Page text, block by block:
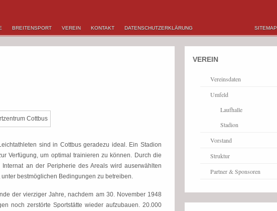
BREITENSPORT VEREIN KONTAKT DATENSCHUTZERKLÄRUNG SITEMAP
sind in Cottbus geradezu ideal. Ein Stadion
Verfügung, um optimal trainieren zu können. Durch die
an der Peripherie des Areals wird auserwählten
bestmöglichen Bedingungen zu betreiben.
der vierziger Jahre, nachdem am 30. November 1948
noch zerstörte Sportstätte wieder aufzubauen. 20.000
VEREIN
Vereinsdaten
Umfeld
Laufhalle
Stadion
Vorstand
Struktur
Partner & Sponsoren